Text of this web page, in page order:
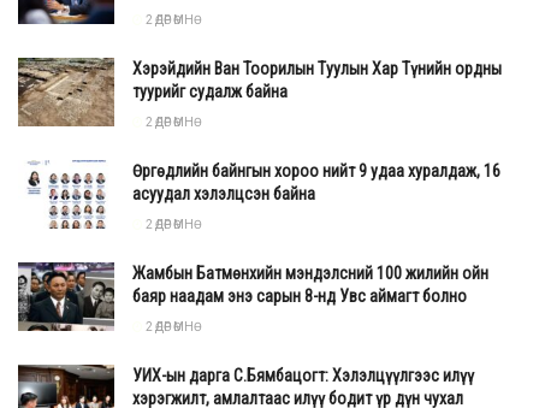
2 ӨДӨР ӨМНӨ
Хэрэйдийн Ван Тоорилын Туулын Хар Түнийн ордны
туурийг судалж байна
2 ӨДӨР ӨМНӨ
Өргөдлийн байнгын хороо нийт 9 удаа хуралдаж, 16
асуудал хэлэлцсэн байна
2 ӨДӨР ӨМНӨ
Жамбын Батмөнхийн мэндэлсний 100 жилийн ойн
баяр наадам энэ сарын 8-нд Увс аймагт болно
2 ӨДӨР ӨМНӨ
УИХ-ын дарга С.Бямбацогт: Хэлэлцүүлгээс илүү
хэрэгжилт, амлалтаас илүү бодит үр дүн чухал